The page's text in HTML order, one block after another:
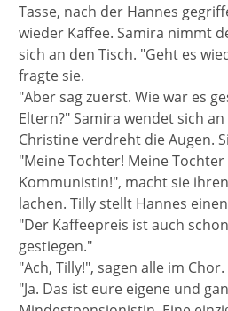
Tasse, nach der Hannes
wieder Kaffee. Samira nimmt
sich an den Tisch. "Geht es
fragte sie.
"Aber sag zuerst. Wie war es
Eltern?" Samira wendet sich
Christine verdreht die Augen.
"Meine Tochter! Meine
Kommunistin!", macht sie
lachen. Tilly stellt Hannes
"Der Kaffeepreis ist auch
gestiegen."
"Ach, Tilly!", sagen alle im Chor.
"Ja. Das ist eure eigene und